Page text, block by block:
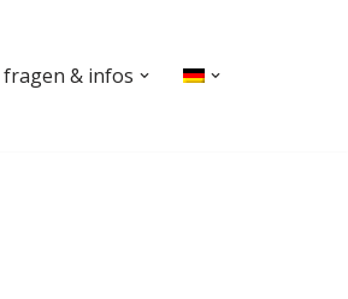
fragen & infos